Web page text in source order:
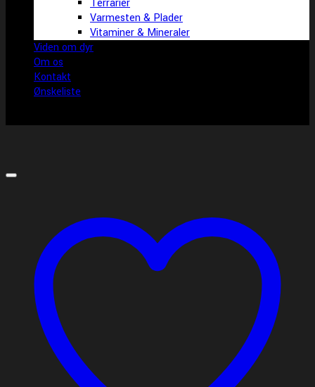
Terrarier
Varmesten & Plader
Vitaminer & Mineraler
Viden om dyr
Om os
Kontakt
Ønskeliste